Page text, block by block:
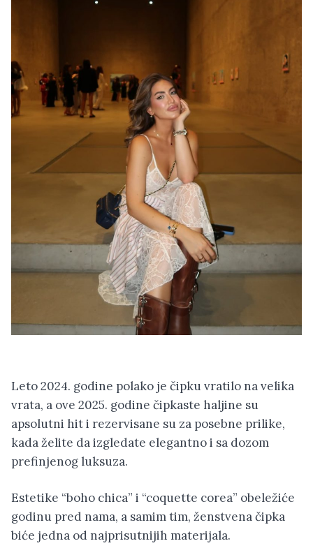
Leto 2024. godine polako je čipku vratilo na velika
vrata, a ove 2025. godine čipkaste haljine su
apsolutni hit i rezervisane su za posebne prilike,
kada želite da izgledate elegantno i sa dozom
prefinjenog luksuza.
Estetike “boho chica” i “coquette corea” obeležiće
godinu pred nama, a samim tim, ženstvena čipka
biće jedna od najprisutnijih materijala.